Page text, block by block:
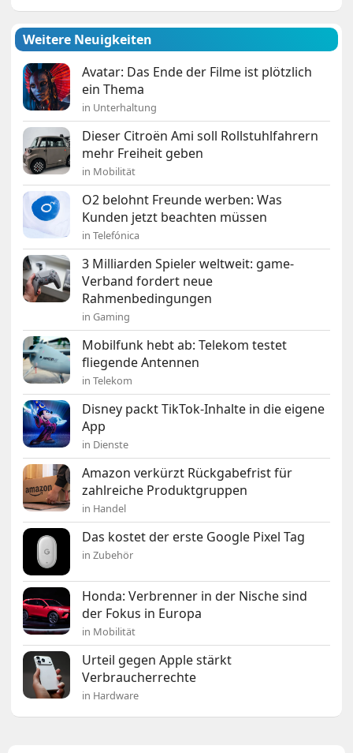
Weitere Neuigkeiten
Avatar: Das Ende der Filme ist plötzlich
ein Thema
in Unterhaltung
Dieser Citroën Ami soll Rollstuhlfahrern
mehr Freiheit geben
in Mobilität
O2 belohnt Freunde werben: Was
Kunden jetzt beachten müssen
in Telefónica
3 Milliarden Spieler weltweit: game-
Verband fordert neue
Rahmenbedingungen
in Gaming
Mobilfunk hebt ab: Telekom testet
fliegende Antennen
in Telekom
Disney packt TikTok-Inhalte in die eigene
App
in Dienste
Amazon verkürzt Rückgabefrist für
zahlreiche Produktgruppen
in Handel
Das kostet der erste Google Pixel Tag
in Zubehör
Honda: Verbrenner in der Nische sind
der Fokus in Europa
in Mobilität
Urteil gegen Apple stärkt
Verbraucherrechte
in Hardware